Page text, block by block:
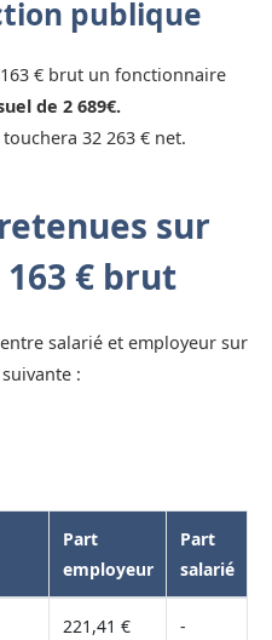
publique
€ brut un fonctionnaire
de 2 689€.
32 263 € net.
sur
€ brut
salarié et employeur sur
:
Part
employeur
Part
salarié
221,41 € -